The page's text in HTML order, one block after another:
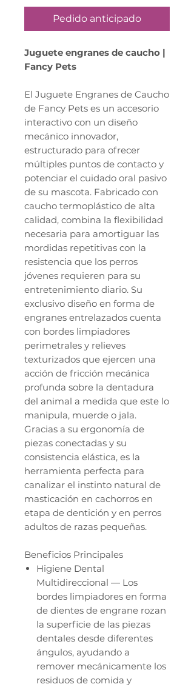
Pedido anticipado
Juguete engranes de caucho |
Fancy Pets
El Juguete Engranes de Caucho
de Fancy Pets es un accesorio
interactivo con un diseño
mecánico innovador,
estructurado para ofrecer
múltiples puntos de contacto y
potenciar el cuidado oral pasivo
de su mascota. Fabricado con
caucho termoplástico de alta
calidad, combina la flexibilidad
necesaria para amortiguar las
mordidas repetitivas con la
resistencia que los perros
jóvenes requieren para su
entretenimiento diario. Su
exclusivo diseño en forma de
engranes entrelazados cuenta
con bordes limpiadores
perimetrales y relieves
texturizados que ejercen una
acción de fricción mecánica
profunda sobre la dentadura
del animal a medida que este lo
manipula, muerde o jala.
Gracias a su ergonomía de
piezas conectadas y su
consistencia elástica, es la
herramienta perfecta para
canalizar el instinto natural de
masticación en cachorros en
etapa de dentición y en perros
adultos de razas pequeñas.
Beneficios Principales
Higiene Dental
Multidireccional — Los
bordes limpiadores en forma
de dientes de engrane rozan
la superficie de las piezas
dentales desde diferentes
ángulos, ayudando a
remover mecánicamente los
residuos de comida y